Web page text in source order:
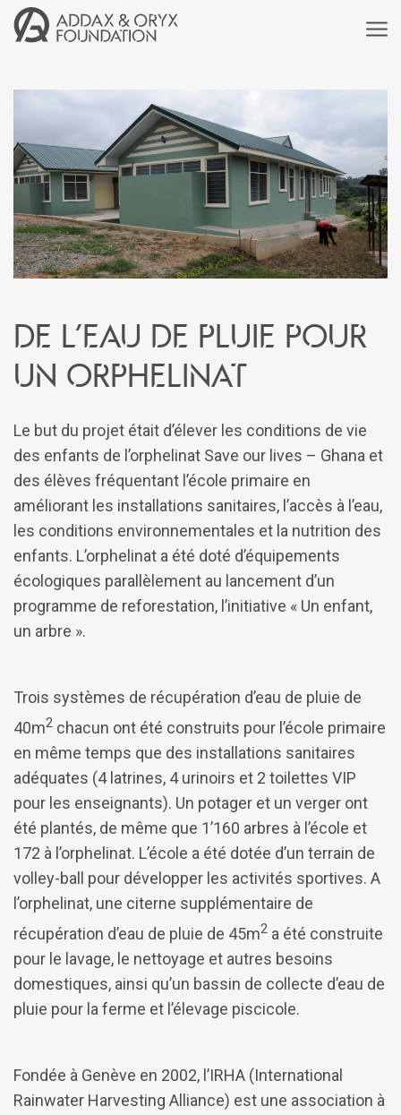
De l’eau de pluie pour
un orphelinat
Le but du projet était d’élever les conditions de vie
des enfants de l’orphelinat Save our lives – Ghana et
des élèves fréquentant l’école primaire en
améliorant les installations sanitaires, l’accès à l’eau,
les conditions environnementales et la nutrition des
enfants. L’orphelinat a été doté d’équipements
écologiques parallèlement au lancement d’un
programme de reforestation, l’initiative « Un enfant,
un arbre ».
Trois systèmes de récupération d’eau de pluie de
40m2 chacun ont été construits pour l’école primaire
en même temps que des installations sanitaires
adéquates (4 latrines, 4 urinoirs et 2 toilettes VIP
pour les enseignants). Un potager et un verger ont
été plantés, de même que 1’160 arbres à l’école et
172 à l’orphelinat. L’école a été dotée d’un terrain de
volley-ball pour développer les activités sportives. A
l’orphelinat, une citerne supplémentaire de
récupération d’eau de pluie de 45m2 a été construite
pour le lavage, le nettoyage et autres besoins
domestiques, ainsi qu’un bassin de collecte d’eau de
pluie pour la ferme et l’élevage piscicole.
Fondée à Genève en 2002, l’IRHA (International
Rainwater Harvesting Alliance) est une association à